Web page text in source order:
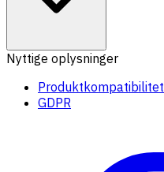
Nyttige oplysninger
Produktkompatibilitet
GDPR